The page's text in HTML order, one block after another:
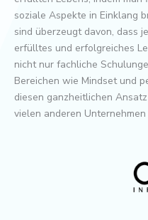
soziale Aspekte in Einklang
sind überzeugt davon, dass
erfülltes und erfolgreiches
nicht nur fachliche
Bereichen wie Mindset und
diesen ganzheitlichen
vielen anderen